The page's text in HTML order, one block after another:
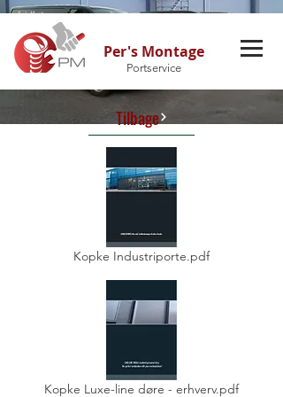
Per's Montage
Portservice
Tilbage
Kopke Industriporte.pdf
Kopke Luxe-line døre - erhverv.pdf